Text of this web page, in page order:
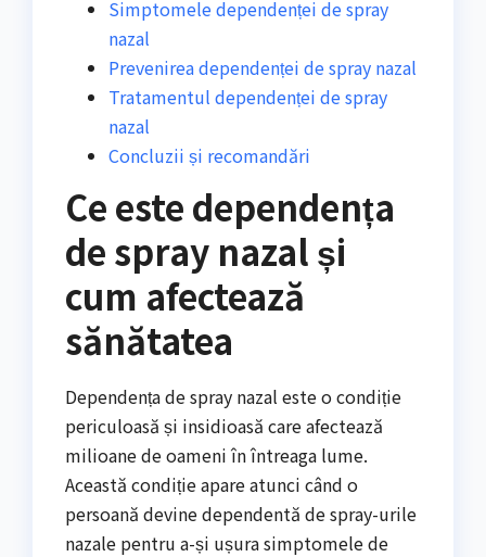
Simptomele dependenței de spray
nazal
Prevenirea dependenței de spray nazal
Tratamentul dependenței de spray
nazal
Concluzii și recomandări
Ce este dependența
de spray nazal și
cum afectează
sănătatea
Dependența de spray nazal este o condiție
periculoasă și insidioasă care afectează
milioane de oameni în întreaga lume.
Această condiție apare atunci când o
persoană devine dependentă de spray-urile
nazale pentru a-și ușura simptomele de